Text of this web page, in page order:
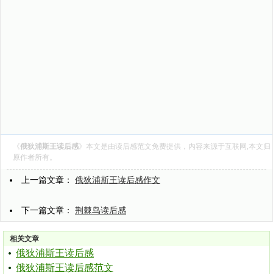
《俄狄浦斯王读后感》本文是由读后感范文免费提供，内容来源于互联网,本文归
原作者所有。
上一篇文章： 俄狄浦斯王读后感作文
下一篇文章： 荆棘鸟读后感
相关文章
俄狄浦斯王读后感
俄狄浦斯王读后感范文